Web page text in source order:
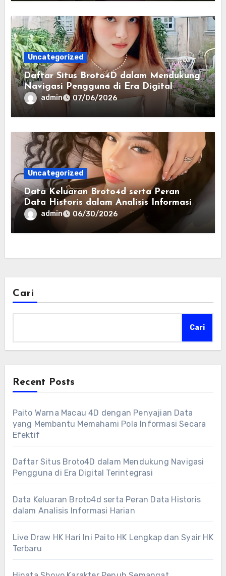
Uncategorized
Daftar Situs Broto4D dalam Mendukung
Navigasi Pengguna di Era Digital
Terintegrasi
admin 07/06/2026
Uncategorized
Data Keluaran Broto4d serta Peran
Data Historis dalam Analisis Informasi
Harian
admin 06/30/2026
Cari
Cari
Recent Posts
Paito Warna Macau 4D dengan Penyajian Data
yang Membantu Memahami Pola Informasi Secara
Efektif
Daftar Situs Broto4D dalam Mendukung Navigasi
Pengguna di Era Digital Terintegrasi
Data Keluaran Broto4d serta Peran Data Historis
dalam Analisis Informasi Harian
Live Draw HK Hari Ini Paito HK Lengkap dan Syair HK
Terbaru